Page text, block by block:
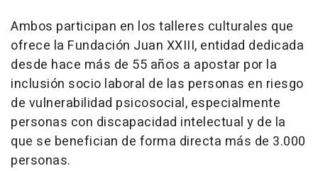
Ambos participan en los talleres culturales que
ofrece la Fundación Juan XXIII, entidad dedicada
desde hace más de 55 años a apostar por la
inclusión socio laboral de las personas en riesgo
de vulnerabilidad psicosocial, especialmente
personas con discapacidad intelectual y de la
que se benefician de forma directa más de 3.000
personas.